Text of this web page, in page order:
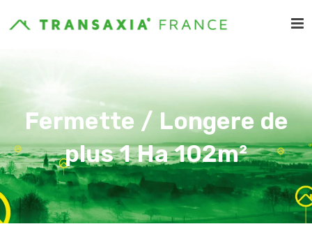
Fermette / Longere de
plus 1 Ha 102m²